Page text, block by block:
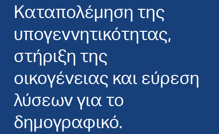
Καταπολέμηση της
υπογεννητικότητας,
στήριξη της
οικογένειας και εύρεση
λύσεων για το
δημογραφικό.